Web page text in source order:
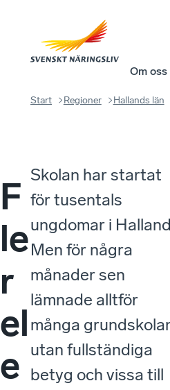
Om oss
Start Regioner Hallands län
F
le
r
el
e
Skolan har startat
för tusentals
ungdomar i
Men för några
månader sen
lämnade alltför
många
utan fullständiga
betyg och vissa till